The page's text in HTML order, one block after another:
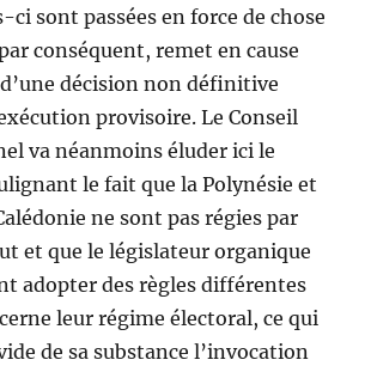
ci sont passées en force de chose
conséquent, remet en cause
décision non définitive
provisoire. Le Conseil
va néanmoins éluder ici le
le fait que la Polynésie et
ne sont pas régies par
et que le législateur organique
adopter des règles différentes
leur régime électoral, ce qui
de sa substance l’invocation